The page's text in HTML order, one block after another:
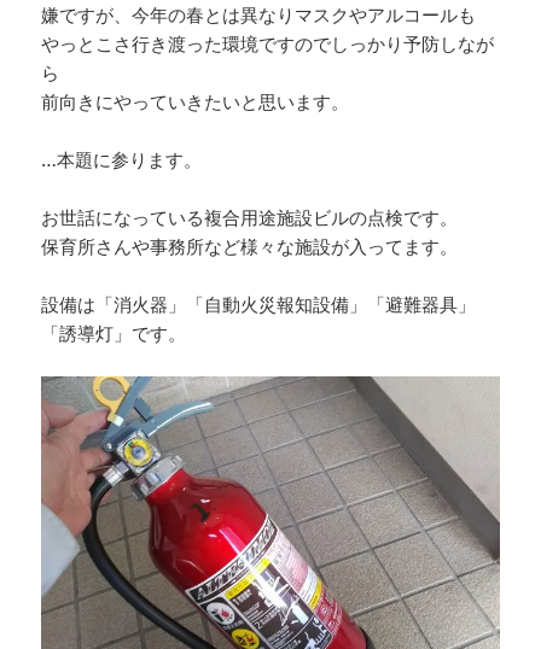
嫌ですが、今年の春とは異なりマスクやアルコールも
やっとこさ行き渡った環境ですのでしっかり予防しなが
ら
前向きにやっていきたいと思います。
…本題に参ります。
お世話になっている複合用途施設ビルの点検です。
保育所さんや事務所など様々な施設が入ってます。
設備は「消火器」「自動火災報知設備」「避難器具」
「誘導灯」です。